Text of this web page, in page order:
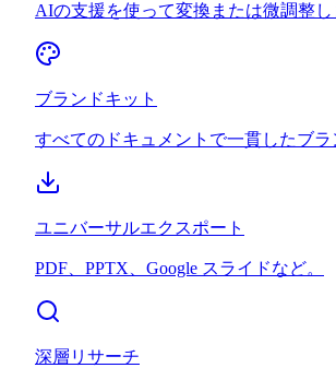
AIの支援を使って変換または微調整し
ブランドキット
すべてのドキュメントで一貫したブラ
ユニバーサルエクスポート
PDF、PPTX、Google スライドなど。
深層リサーチ